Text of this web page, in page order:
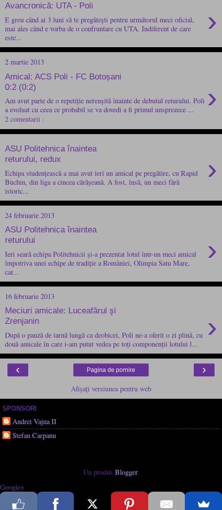
Avancronică: UTA - Poli ›
E greu când ai 3 luni să te pregătești pentru următorul meci oficial,
mai ales când e vorba de o confruntare cu UTA. Indiferent de care
este...
2 martie 2013
Amical: ACS Poli - FC Botoșani
0:2 (0:2)
›
Am avut parte de o repetiție nereușită înainte de debutul returului. Poli
a evoluat cu ceea ce probabil se va dovedi a fi primul unsprezece ...
2 comentarii :
ASU Politehnica înaintea
returului, redux
›
Echipa studențească a mai avut ieri un amical pe pregătire, cu Rapid
Buchin, din liga a cincea cărășeană. A fost, însă, un meci fără
istoric...
24 februarie 2013
ASU Politehnica înaintea
returului
›
Ieri seară echipa Politehnicii și-a prezentat lotul într-un meci amical
împotriva unei echipe de tradiție a României, Olimpia Satu Mare,
car...
16 februarie 2013
Meciuri amicale: Luceafărul şi
Zrenjanin
›
După o pauză de iarnă lungă ca deobicei, Poli ne-a oferit o zi plină, cu
două amicale în care i-am putut vedea pe toți componenții lotului l...
‹ ›
Pagina de pornire
Afișați versiunea pentru web
SPONSORI
Andrei Vajna II
Stefan Carpanu
Un produs Blogger.
Google+